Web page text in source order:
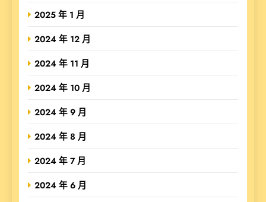
2025 年 1 月
2024 年 12 月
2024 年 11 月
2024 年 10 月
2024 年 9 月
2024 年 8 月
2024 年 7 月
2024 年 6 月